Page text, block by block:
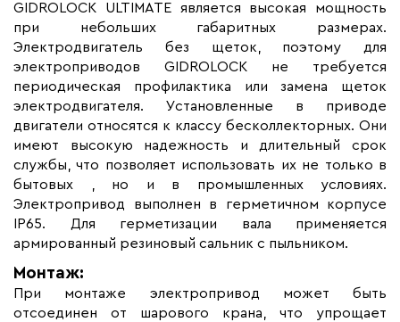
Вес (кг) 0.72
Коллекция
Краны с
электроприводом ШЭП
ULTIMATE
Бренд Gidrolock
Материал Латунь; Сталь
GIDROLOCK ULTIMATE является высокая мощность
при небольших габаритных размерах.
Электродвигатель без щеток, поэтому для
электроприводов GIDROLOCK не требуется
периодическая профилактика или замена щеток
электродвигателя. Установленные в приводе
двигатели относятся к классу бесколлекторных. Они
имеют высокую надежность и длительный срок
службы, что позволяет использовать их не только в
бытовых , но и в промышленных условиях.
Электропривод выполнен в герметичном корпусе
IP65. Для герметизации вала применяется
армированный резиновый сальник с пыльником.
Монтаж:
При монтаже электропривод может быть
отсоединен от шарового крана, что упрощает